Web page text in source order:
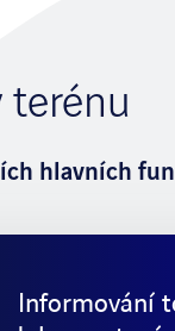
terénu
hlavních
Informování